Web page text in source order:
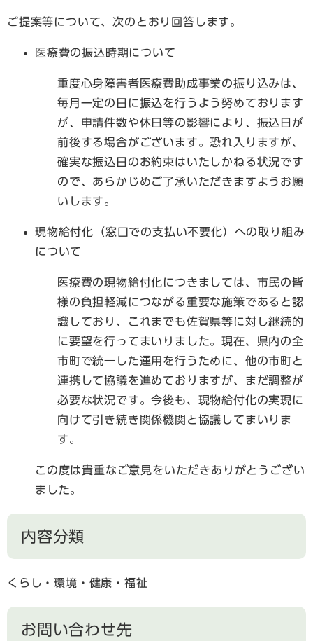
ご提案等について、次のとおり回答します。
医療費の振込時期について
重度心身障害者医療費助成事業の振り込みは、
毎月一定の日に振込を行うよう努めております
が、申請件数や休日等の影響により、振込日が
前後する場合がございます。恐れ入りますが、
確実な振込日のお約束はいたしかねる状況です
ので、あらかじめご了承いただきますようお願
いします。
現物給付化（窓口での支払い不要化）への取り組み
について
医療費の現物給付化につきましては、市民の皆
様の負担軽減につながる重要な施策であると認
識しており、これまでも佐賀県等に対し継続的
に要望を行ってまいりました。現在、県内の全
市町で統一した運用を行うために、他の市町と
連携して協議を進めておりますが、まだ調整が
必要な状況です。今後も、現物給付化の実現に
向けて引き続き関係機関と協議してまいりま
す。
この度は貴重なご意見をいただきありがとうござい
ました。
内容分類
くらし・環境・健康・福祉
お問い合わせ先